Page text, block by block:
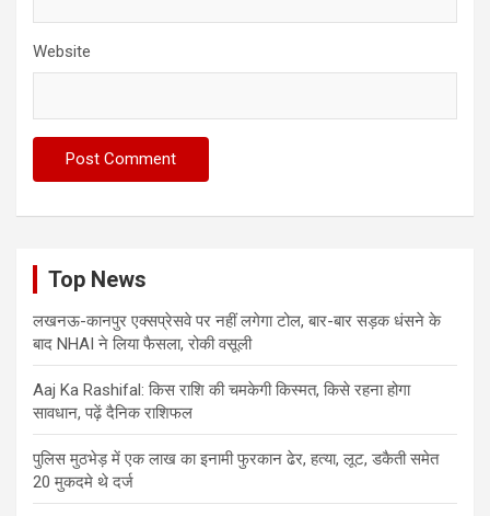
Website
Top News
लखनऊ-कानपुर एक्सप्रेसवे पर नहीं लगेगा टोल, बार-बार सड़क धंसने के
बाद NHAI ने लिया फैसला, रोकी वसूली
Aaj Ka Rashifal: किस राशि की चमकेगी किस्मत, किसे रहना होगा
सावधान, पढ़ें दैनिक राशिफल
पुलिस मुठभेड़ में एक लाख का इनामी फुरकान ढेर, हत्या, लूट, डकैती समेत
20 मुकदमे थे दर्ज